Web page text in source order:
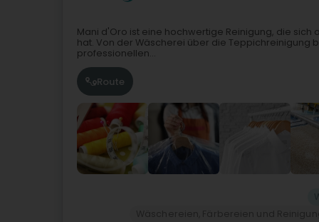
Mani d'Oro ist eine hochwertige Reinigung, die
hat. Von der Wäscherei über die Teppichreinigung
professionellen...
Route